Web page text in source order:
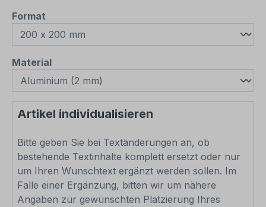
Format
Materialauswählen
Artikel individualisieren
Bitte geben Sie bei Textänderungen an, ob
bestehende Textinhalte komplett ersetzt oder nur
um Ihren Wunschtext ergänzt werden sollen. Im
Falle einer Ergänzung, bitten wir um nähere
Angaben zur gewünschten Platzierung Ihres